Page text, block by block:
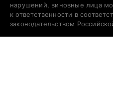
нарушений, виновные лица
к ответственности в
законодательством